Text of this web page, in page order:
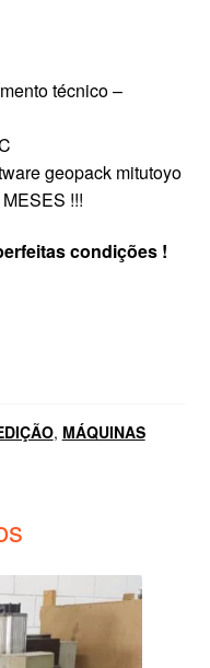
técnico –
geopack mitutoyo
!!!
condições !
, MÁQUINAS